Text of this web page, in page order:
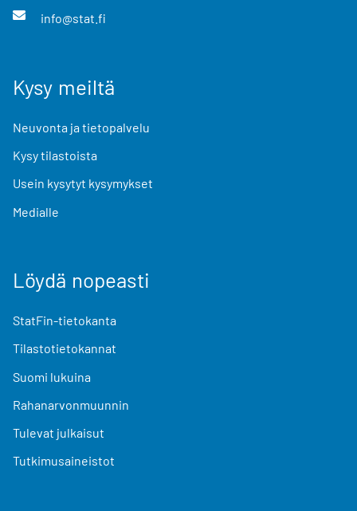
info@stat.fi
Kysy meiltä
Neuvonta ja tietopalvelu
Kysy tilastoista
Usein kysytyt kysymykset
Medialle
Löydä nopeasti
StatFin-tietokanta
Tilastotietokannat
Suomi lukuina
Rahanarvonmuunnin
Tulevat julkaisut
Tutkimusaineistot